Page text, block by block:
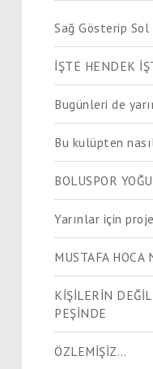
Sağ Gösterip Sol
İŞTE HENDEK
Bugünleri de
Bu kulüpten
BOLUSPOR
Yarınlar için
MUSTAFA HOCA
KİŞİLERİN
PEŞİNDE
ÖZLEMİŞİZ…